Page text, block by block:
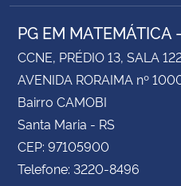
PG EM MATEMÁTICA
CCNE, PRÉDIO 13, SALA
AVENIDA RORAIMA nº
Bairro CAMOBI
Santa Maria - RS
CEP: 97105900
Telefone: 3220-8496